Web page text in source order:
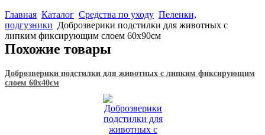
Главная Каталог Средства по уходу Пеленки,
подгузники Доброзверики подстилки для животных с
липким фиксирующим слоем 60х90см
Похожие товары
Доброзверики подстилки для животных с липким фиксирующим
слоем 60х40см